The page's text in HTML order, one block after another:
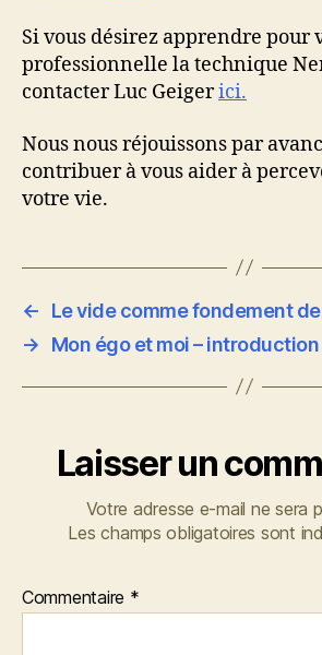
Si vous désirez apprendre pour
professionnelle la technique
contacter Luc Geigerici.
Nous nous réjouissons par
contribuer à vous aider à
votre vie.
←
Le vide comme fondement
→
Mon égo et moi – introduction
Laisser un
Votre adresse e-mail ne sera
Les champs obligatoires sont
Commentaire *